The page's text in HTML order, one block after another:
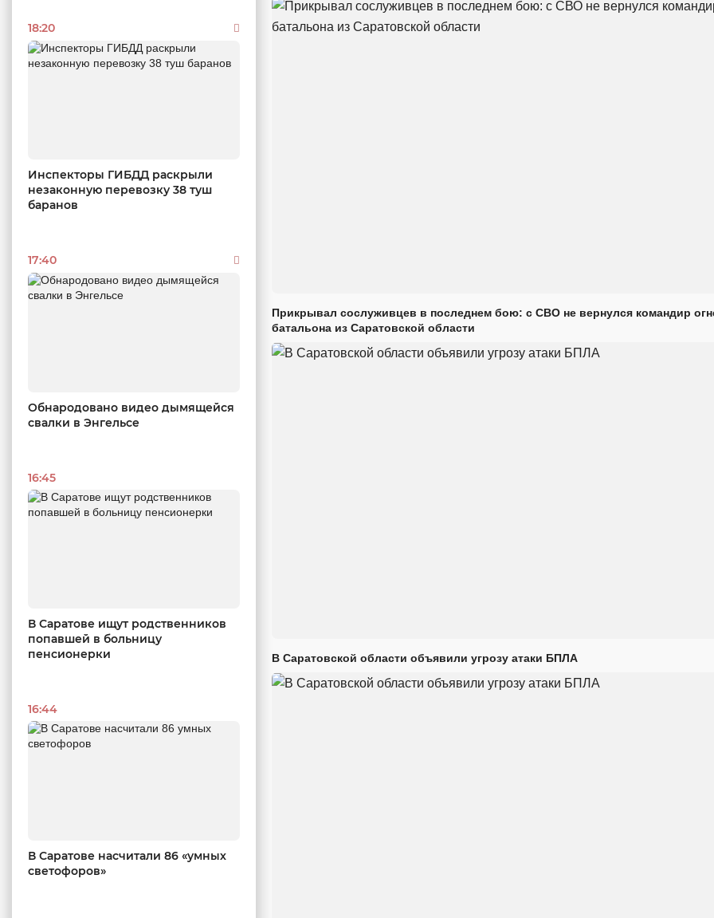
18:20
Инспекторы ГИБДД раскрыли
незаконную перевозку 38 туш
баранов
17:40
Обнародовано видео дымящейся
свалки в Энгельсе
16:45
В Саратове ищут родственников
попавшей в больницу
пенсионерки
16:44
В Саратове насчитали 86 «умных
светофоров»
Прикрывал сослуживцев в последнем бою: с СВО не вернулся командир
батальона из Саратовской области
В Саратовской области объявили угрозу атаки БПЛА